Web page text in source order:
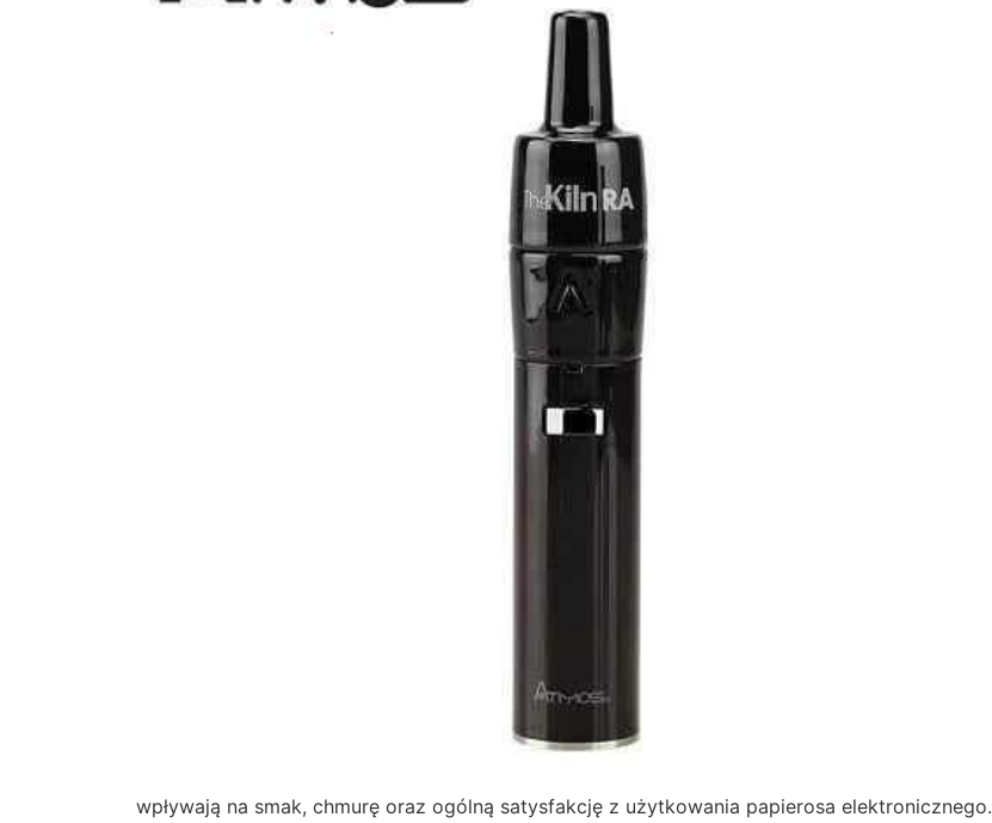
wpływają na smak, chmurę oraz ogólną satysfakcję z użytkowania papierosa elektronicznego.